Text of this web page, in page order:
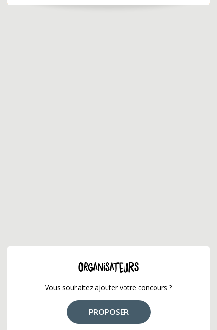
ORGANISATEURS
Vous souhaitez ajouter votre concours ?
PROPOSER